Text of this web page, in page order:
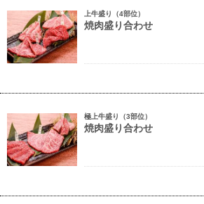
上牛盛り（4部位）
焼肉盛り合わせ
極上牛盛り（3部位）
焼肉盛り合わせ